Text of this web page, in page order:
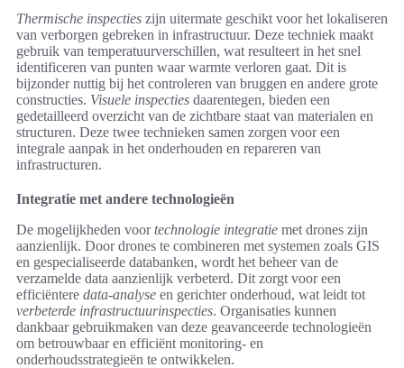
Thermische inspecties zijn uitermate geschikt voor het lokaliseren
van verborgen gebreken in infrastructuur. Deze techniek maakt
gebruik van temperatuurverschillen, wat resulteert in het snel
identificeren van punten waar warmte verloren gaat. Dit is
bijzonder nuttig bij het controleren van bruggen en andere grote
constructies. Visuele inspecties daarentegen, bieden een
gedetailleerd overzicht van de zichtbare staat van materialen en
structuren. Deze twee technieken samen zorgen voor een
integrale aanpak in het onderhouden en repareren van
infrastructuren.
Integratie met andere technologieën
De mogelijkheden voortechnologie integratie met drones zijn
aanzienlijk. Door drones te combineren met systemen zoals GIS
en gespecialiseerde databanken, wordt het beheer van de
verzamelde data aanzienlijk verbeterd. Dit zorgt voor een
efficiëntere data-analyse en gerichter onderhoud, wat leidt tot
verbeterde infrastructuurinspecties. Organisaties kunnen
dankbaar gebruikmaken van deze geavanceerde technologieën
om betrouwbaar en efficiënt monitoring- en
onderhoudsstrategieën te ontwikkelen.